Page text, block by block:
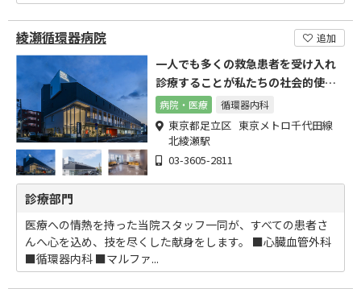
綾瀬循環器病院 追加
一人でも多くの救急患者を受け入れ
診療することが私たちの社会的使命
です
病院・医療 循環器内科
東京都足立区 東京メトロ千代田線
北綾瀬駅
03-3605-2811
診療部門
医療への情熱を持った当院スタッフ一同が、すべての患者さ
んへ心を込め、技を尽くした献身をします。 ■心臓血管外科
■循環器内科 ■マルファ...